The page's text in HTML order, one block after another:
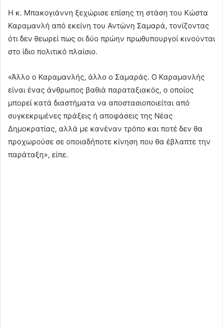
Η κ. Μπακογιάννη ξεχώρισε επίσης τη στάση του Κώστα
Καραμανλή από εκείνη του Αντώνη Σαμαρά, τονίζοντας
ότι δεν θεωρεί πως οι δύο πρώην πρωθυπουργοί κινούνται
στο ίδιο πολιτικό πλαίσιο.
«Άλλο ο Καραμανλής, άλλο ο Σαμαράς. Ο Καραμανλής
είναι ένας άνθρωπος βαθιά παραταξιακός, ο οποίος
μπορεί κατά διαστήματα να αποστασιοποιείται από
συγκεκριμένες πράξεις ή αποφάσεις της Νέας
Δημοκρατίας, αλλά με κανέναν τρόπο και ποτέ δεν θα
προχωρούσε σε οποιαδήποτε κίνηση που θα έβλαπτε την
παράταξη», είπε.